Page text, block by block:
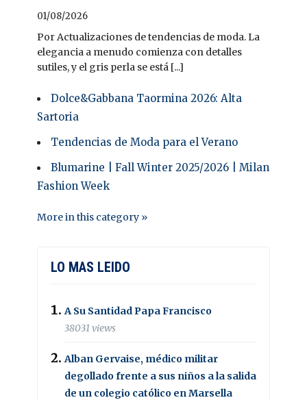
01/08/2026
Por Actualizaciones de tendencias de moda. La
elegancia a menudo comienza con detalles
sutiles, y el gris perla se está [...]
Dolce&Gabbana Taormina 2026: Alta
Sartoria
Tendencias de Moda para el Verano
Blumarine | Fall Winter 2025/2026 | Milan
Fashion Week
More in this category »
LO MAS LEIDO
A Su Santidad Papa Francisco
38031 views
Alban Gervaise, médico militar
degollado frente a sus niños a la salida
de un colegio católico en Marsella